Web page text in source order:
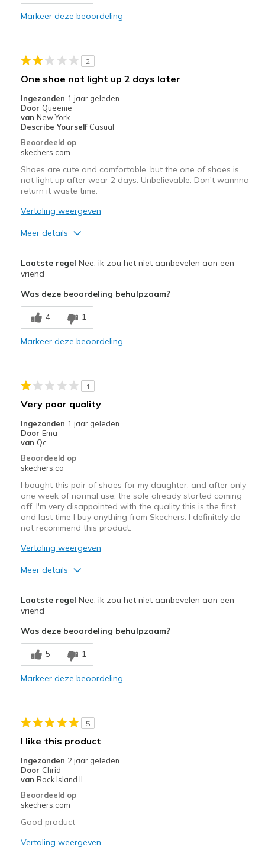
Stylish
Width
Sizing
Feels true to size
View On Shoes
Markeer deze beoordeling
2
One shoe not light up 2 days later
Ingezonden 1 jaar geleden
Door Queenie
van New York
Describe Yourself Casual
Beoordeeld op
skechers.com
Shoes are cute and comfortable, but the one of shoes is
not light up after wear 2 days. Unbelievable. Don't wannna
return it waste time.
Vertaling weergeven
Meer details
Comfortable
Minpunten
Wear Out Quickly
Beste toepassingen
Going Out
Width
Feels true to width
Sizing
Feels true to size
View On Shoes
Laatste regel Nee, ik zou het niet aanbevelen aan een
vriend
Was deze beoordeling behulpzaam?
4 1
Markeer deze beoordeling
1
Very poor quality
Ingezonden 1 jaar geleden
Door Ema
van Qc
Beoordeeld op
skechers.ca
I bought this pair of shoes for my daughter, and after only
one week of normal use, the sole already started coming
off. I'm very disappointed with the quality this is the first
and last time I buy anything from Skechers. I definitely do
not recommend this product.
Vertaling weergeven
Meer details
Poor Quality
Laatste regel Nee, ik zou het niet aanbevelen aan een
vriend
Was deze beoordeling behulpzaam?
5 1
Markeer deze beoordeling
5
I like this product
Ingezonden 2 jaar geleden
Door Chrid
van Rock Island Il
Beoordeeld op
skechers.com
Good product
Vertaling weergeven